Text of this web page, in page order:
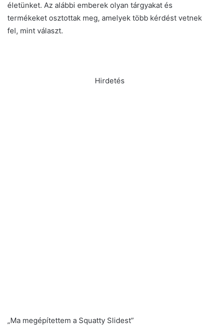
életünket. Az alábbi emberek olyan tárgyakat és
termékeket osztottak meg, amelyek több kérdést vetnek
fel, mint választ.
Hirdetés
„Ma megépítettem a Squatty Slidest”